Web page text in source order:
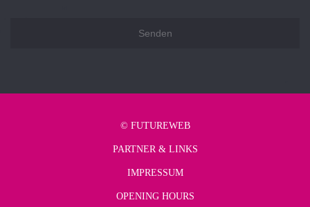
© FUTUREWEB
PARTNER & LINKS
IMPRESSUM
OPENING HOURS